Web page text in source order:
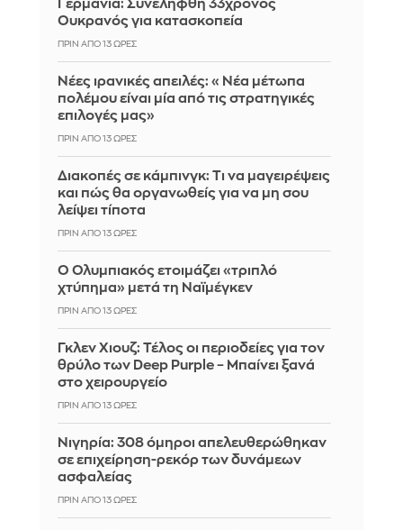
Γερμανία: Συνελήφθη 33χρονος
Ουκρανός για κατασκοπεία
ΠΡΙΝ ΑΠΌ 13 ΏΡΕΣ
Νέες ιρανικές απειλές: «Νέα μέτωπα
πολέμου είναι μία από τις στρατηγικές
επιλογές μας»
ΠΡΙΝ ΑΠΌ 13 ΏΡΕΣ
Διακοπές σε κάμπινγκ: Τι να μαγειρέψεις
και πώς θα οργανωθείς για να μη σου
λείψει τίποτα
ΠΡΙΝ ΑΠΌ 13 ΏΡΕΣ
Ο Ολυμπιακός ετοιμάζει «τριπλό
χτύπημα» μετά τη Ναϊμέγκεν
ΠΡΙΝ ΑΠΌ 13 ΏΡΕΣ
Γκλεν Χιουζ: Τέλος οι περιοδείες για τον
θρύλο των Deep Purple – Μπαίνει ξανά
στο χειρουργείο
ΠΡΙΝ ΑΠΌ 13 ΏΡΕΣ
Νιγηρία: 308 όμηροι απελευθερώθηκαν
σε επιχείρηση-ρεκόρ των δυνάμεων
ασφαλείας
ΠΡΙΝ ΑΠΌ 13 ΏΡΕΣ